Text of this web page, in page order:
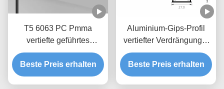
T5 6063 PC Pmma
vertiefte geführtes
AluminiumpWB des
Profil-5mm für
Trockenmauer
Beste Preis erhalten
Aluminium-Gips-Profil
vertiefter Verdrängungs-
Kanal IP20 LED
Beste Preis erhalten